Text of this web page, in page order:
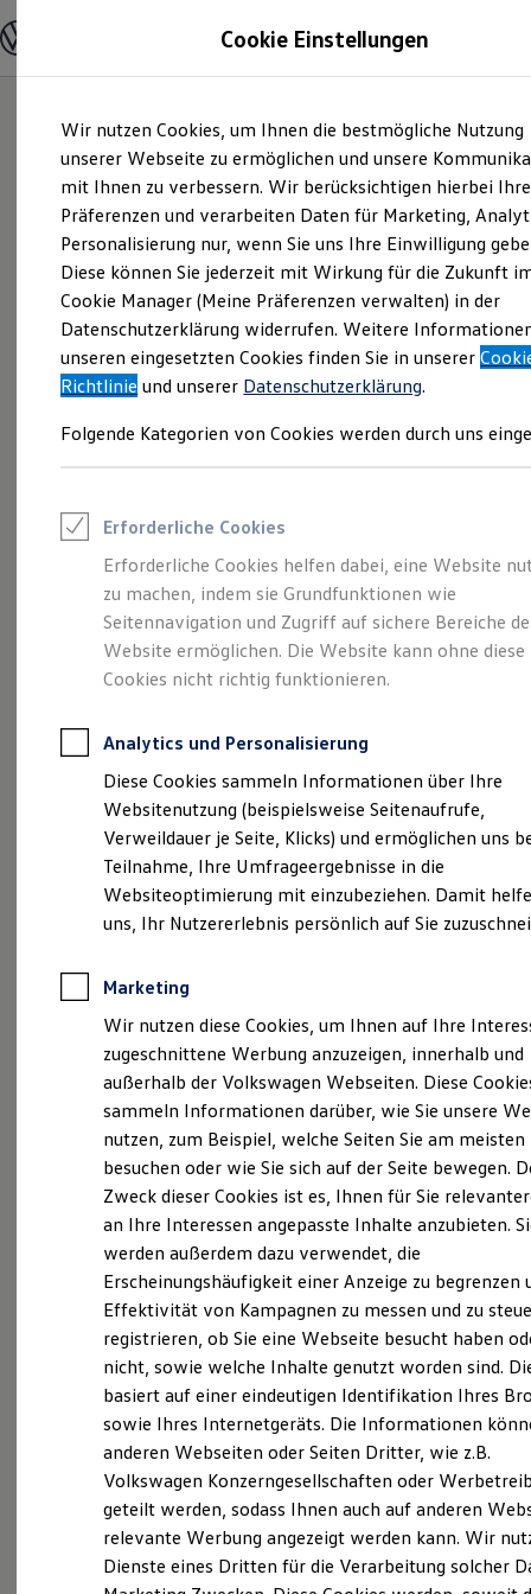
Hauptinhalt
springen
Footer
springen
Modelle und Konfigurator
Modelle vergleichen
Elektroautos
ENERGY Sondermodelle
Nutzfahrzeuge
SUV und CUV
Familienautos
Kombis
Kompaktwagen
Sportwagen
Schnell verfügbare Fahrzeuge
Angebote und Produkte
Aktuelle Angebote
E-Auto-Förderung
Volkswagen Marktplatz
Junge Gebrauchtwagen und Gebrauchtwagen
Saisonangebote
Leasing
Leasing-Angebote
Gebrauchtwagen Leasing
Junge Gebrauchtwagen-Leasing
Elektroauto Leasing
Kleinwagen-Leasing
Leasing ohne Anzahlung
Autokredit mit Schlussrate
Versicherungen und Garantien
Kfz-Versicherung
Restschuldversicherungen
Garantien
Wartungsverträge
Geschäftskunden
Professional Class bei Volkswagen
Großkunden
Behörden
Anpfiff zum Gewinn
Elektroautos
ID. Tutorials
Elektrofahrzeugkonzepte
Reichweite
Reichweite der ID. Modelle
Reichweite im Winter
Laden
Laden unterwegs
Laden Zuhause
Ladezeitensimulator
Batterie
Sicherheit
Garantie und Lebensdauer
Nachhaltigkeit
Technologie
Kosten und Kauf
Verbrauchskosten
Kaufoptionen
E-Auto-Förderung
Software und Konnektivität
Die ID. Software 6
ID. Software Versionen und Updates
Digitale Extras
Schnittstellen zu Ihrem ID.
Eine Spur Extra. Der
neue vollelektrische
ID. Polo
Cookie Einstellungen
Wir nutzen Cookies, um Ihnen die bestmögliche Nutzung
unserer Webseite zu ermöglichen und unsere
mit Ihnen zu verbessern. Wir berücksichtigen hierbei Ihre
Präferenzen und verarbeiten Daten für Marketing,
Personalisierung nur, wenn Sie uns Ihre Einwilligung
Diese können Sie jederzeit mit Wirkung für die Zukunft
Cookie Manager (Meine Präferenzen verwalten) in der
Datenschutzerklärung widerrufen. Weitere
unseren eingesetzten Cookies finden Sie in unserer
Richtlinie und unserer Datenschutzerklärung.
Folgende Kategorien von Cookies werden durch uns
Erforderliche Cookies
Erforderliche Cookies helfen dabei, eine Website
zu machen, indem sie Grundfunktionen wie
Seitennavigation und Zugriff auf sichere Bereiche
Website ermöglichen. Die Website kann ohne diese
Cookies nicht richtig funktionieren.
Analytics und Personalisierung
Diese Cookies sammeln Informationen über Ihre
Websitenutzung (beispielsweise Seitenaufrufe,
Verweildauer je Seite, Klicks) und ermöglichen uns
Teilnahme, Ihre Umfrageergebnisse in die
Websiteoptimierung mit einzubeziehen. Damit
uns, Ihr Nutzererlebnis persönlich auf Sie
Marketing
Wir nutzen diese Cookies, um Ihnen auf Ihre
zugeschnittene Werbung anzuzeigen, innerhalb und
außerhalb der Volkswagen Webseiten. Diese
sammeln Informationen darüber, wie Sie unsere
nutzen, zum Beispiel, welche Seiten Sie am meisten
besuchen oder wie Sie sich auf der Seite bewegen.
Zweck dieser Cookies ist es, Ihnen für Sie
an Ihre Interessen angepasste Inhalte anzubieten.
werden außerdem dazu verwendet, die
Erscheinungshäufigkeit einer Anzeige zu begrenzen
Effektivität von Kampagnen zu messen und zu
registrieren, ob Sie eine Webseite besucht haben
nicht, sowie welche Inhalte genutzt worden sind.
basiert auf einer eindeutigen Identifikation Ihres
sowie Ihres Internetgeräts. Die Informationen
anderen Webseiten oder Seiten Dritter, wie z.B.
Volkswagen Konzerngesellschaften oder
geteilt werden, sodass Ihnen auch auf anderen
relevante Werbung angezeigt werden kann. Wir
Dienste eines Dritten für die Verarbeitung solcher